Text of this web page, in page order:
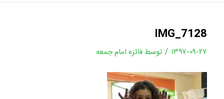
IMG_7128
۱۳۹۷-۰۹-۲۷ / توسطفائزه امام جمعه